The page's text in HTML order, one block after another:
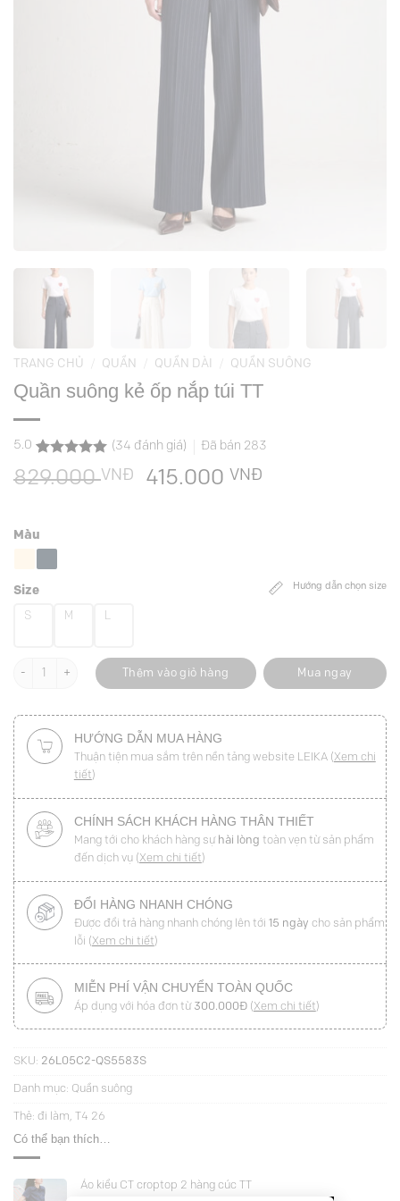
TRANG CHỦ QUẦN QUẦN DÀI QUẦN SUÔNG
Quần suông kẻ ốp nắp túi TT
5.0
5.0
trên 5
dựa trên
34
(34 đánh giá) Đã bán 283
829.000VNĐ
Giá
415.000 VNĐ
Hướng dẫn chọn size
Màu
Size
S M L
Quần suông kẻ ốp nắp túi TT số lượng
Thêm vào giỏ hàng Mua ngay
HƯỚNG DẪN MUA HÀNG
Thuận tiện mua sắm trên nền tảng website LEIKA (Xem chi
tiết)
CHÍNH SÁCH KHÁCH HÀNG THÂN THIẾT
Mang tới cho khách hàng sự hài lòng toàn vẹn từ sản phẩm
đến dịch vụ (Xem chi tiết)
ĐỔI HÀNG NHANH CHÓNG
Được đổi trả hàng nhanh chóng lên tới 15 ngày cho sản phẩm
lỗi (Xem chi tiết)
MIỄN PHÍ VẬN CHUYỂN TOÀN QUỐC
Áp dụng với hóa đơn từ 300.000Đ(Xem chi tiết)
SKU: 26L05C2-QS5583S
Danh mục: Quần suông
Thẻ: đi làm, T4 26
Có thể bạn thích…
Áo kiểu CT croptop 2 hàng cúc TT